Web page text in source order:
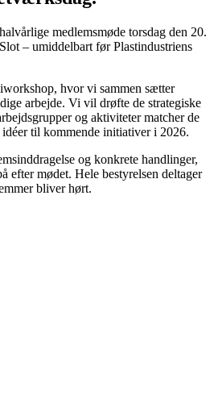
medlemsmøde torsdag den 20.
– umiddelbart før Plastindustriens
hvor vi sammen sætter
arbejde. Vi vil drøfte de strategiske
og aktiviteter matcher de
til kommende initiativer i 2026.
og konkrete handlinger,
efter mødet. Hele bestyrelsen deltager
bliver hørt.